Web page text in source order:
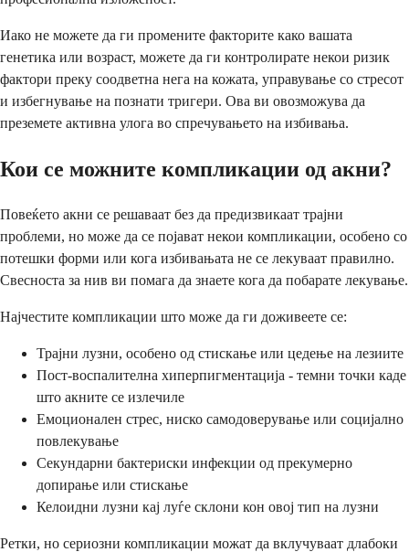
Иако не можете да ги промените факторите како вашата
генетика или возраст, можете да ги контролирате некои ризик
фактори преку соодветна нега на кожата, управување со стресот
и избегнување на познати тригери. Ова ви овозможува да
преземете активна улога во спречувањето на избивања.
Кои се можните компликации од акни?
Повеќето акни се решаваат без да предизвикаат трајни
проблеми, но може да се појават некои компликации, особено со
потешки форми или кога избивањата не се лекуваат правилно.
Свесноста за нив ви помага да знаете кога да побарате лекување.
Најчестите компликации што може да ги доживеете се:
Трајни лузни, особено од стискање или цедење на лезиите
Пост-воспалителна хиперпигментација - темни точки каде
што акните се излечиле
Емоционален стрес, ниско самодоверување или социјално
повлекување
Секундарни бактериски инфекции од прекумерно
допирање или стискање
Келоидни лузни кај луѓе склони кон овој тип на лузни
Ретки, но сериозни компликации можат да вклучуваат длабоки